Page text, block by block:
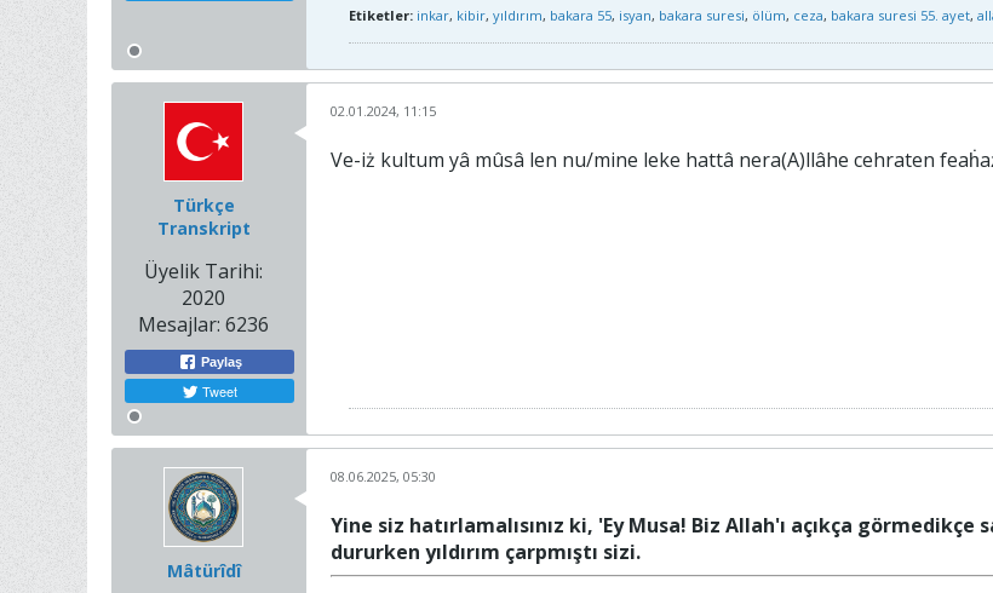
Etiketler: inkar, kibir, yıldırım, bakara 55, isyan, bakara suresi, ölüm, ceza, bakara suresi 55. ayet,
Türkçe
Transkript
Üyelik Tarihi:
2020
Mesajlar: 6236
Paylaş
Tweet
02.01.2024, 11:15
Ve-iż kultum yâ mûsâ len nu/mine leke hattâ nera(A)llâhe cehraten
Mâtürîdî
08.06.2025, 05:30
Yine siz hatırlamalısınız ki, 'Ey Musa! Biz Allah'ı açıkça
dururken yıldırım çarpmıştı sizi.